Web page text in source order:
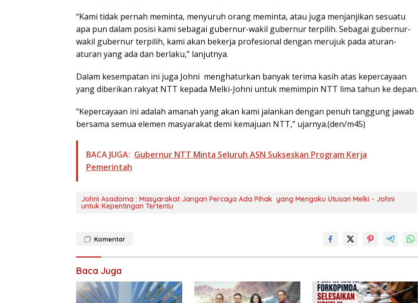
“Kami tidak pernah meminta, menyuruh orang meminta, atau juga menjanjikan sesuatu
apa pun dalam posisi kami sebagai gubernur-wakil gubernur terpilih. Sebagai gubernur-
wakil gubernur terpilih, kami akan bekerja profesional dengan merujuk pada aturan-
aturan yang ada dan berlaku,” lanjutnya.
Dalam kesempatan ini juga Johni menghaturkan banyak terima kasih atas kepercayaan
yang diberikan rakyat NTT kepada Melki-Johni untuk memimpin NTT lima tahun ke depan.
“Kepercayaan ini adalah amanah yang akan kami jalankan dengan penuh tanggung jawab
bersama semua elemen masyarakat demi kemajuan NTT,” ujarnya.(den/m45)
BACA JUGA: Gubernur NTT Minta Seluruh ASN Sukseskan Program Kerja
Pemerintah
Johni Asadoma : Masyarakat Jangan Percaya Ada Pihak yang Mengaku Utusan Melki - Johni
untuk Kepentingan Tertentu
Komentar
Baca Juga